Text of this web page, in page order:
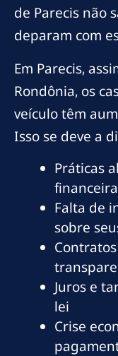
de Parecis não
deparam com
Em Parecis,
Rondônia, os
veículo têm
Isso se deve a
Práticas
Falta de
sobre
Juros e
lei
Crise